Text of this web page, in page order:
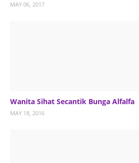
MAY 06, 2017
Wanita Sihat Secantik Bunga Alfalfa
MAY 18, 2016